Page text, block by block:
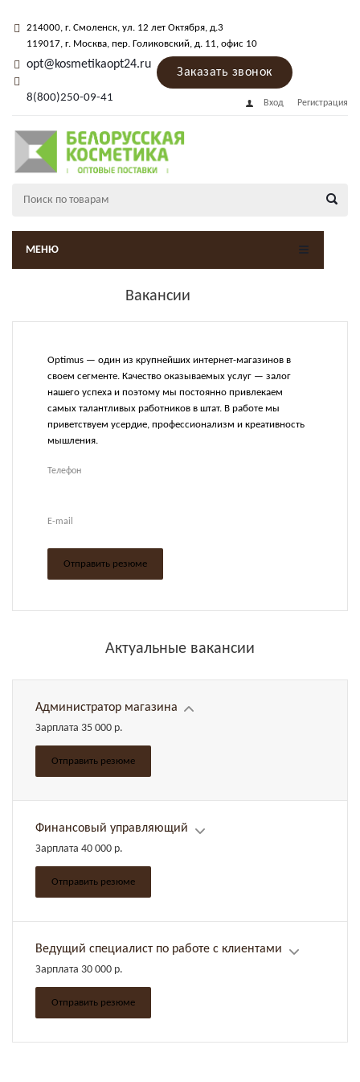
214000, г. Смоленск, ул. 12 лет Октября, д.3
119017, г. Москва, пер. Голиковский, д. 11, офис 10
opt@kosmetikaopt24.ru
8(800)250-09-41
Заказать звонок
Вход Регистрация
МЕНЮ
Вакансии
Optimus — один из крупнейших интернет-магазинов в
своем сегменте. Качество оказываемых услуг — залог
нашего успеха и поэтому мы постоянно привлекаем
самых талантливых работников в штат. В работе мы
приветствуем усердие, профессионализм и креативность
мышления.
Телефон
E-mail
Отправить резюме
Актуальные вакансии
Администратор магазина
Зарплата 35 000 р.
Отправить резюме
Финансовый управляющий
Зарплата 40 000 р.
Отправить резюме
Ведущий специалист по работе с клиентами
Зарплата 30 000 р.
Отправить резюме